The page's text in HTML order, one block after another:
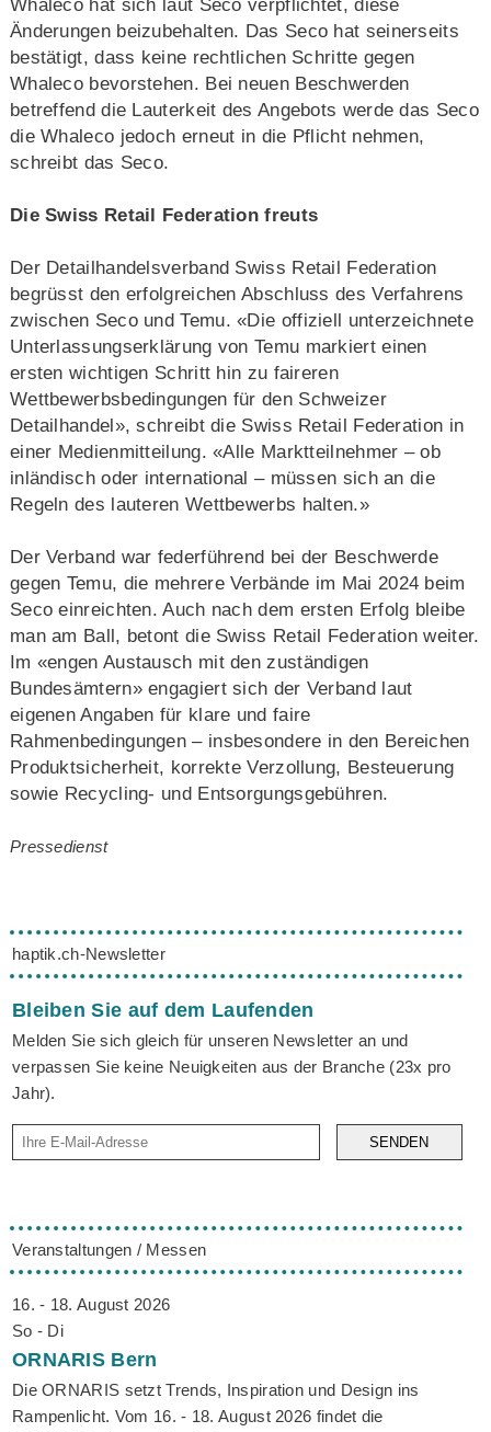
Whaleco hat sich laut Seco verpflichtet, diese
Änderungen beizubehalten. Das Seco hat seinerseits
bestätigt, dass keine rechtlichen Schritte gegen
Whaleco bevorstehen. Bei neuen Beschwerden
betreffend die Lauterkeit des Angebots werde das Seco
die Whaleco jedoch erneut in die Pflicht nehmen,
schreibt das Seco.
Die Swiss Retail Federation freuts
Der Detailhandelsverband Swiss Retail Federation
begrüsst den erfolgreichen Abschluss des Verfahrens
zwischen Seco und Temu. «Die offiziell unterzeichnete
Unterlassungserklärung von Temu markiert einen
ersten wichtigen Schritt hin zu faireren
Wettbewerbsbedingungen für den Schweizer
Detailhandel», schreibt die Swiss Retail Federation in
einer Medienmitteilung. «Alle Marktteilnehmer – ob
inländisch oder international – müssen sich an die
Regeln des lauteren Wettbewerbs halten.»
Der Verband war federführend bei der Beschwerde
gegen Temu, die mehrere Verbände im Mai 2024 beim
Seco einreichten. Auch nach dem ersten Erfolg bleibe
man am Ball, betont die Swiss Retail Federation weiter.
Im «engen Austausch mit den zuständigen
Bundesämtern» engagiert sich der Verband laut
eigenen Angaben für klare und faire
Rahmenbedingungen – insbesondere in den Bereichen
Produktsicherheit, korrekte Verzollung, Besteuerung
sowie Recycling- und Entsorgungsgebühren.
Pressedienst
haptik.ch-Newsletter
Bleiben Sie auf dem Laufenden
Melden Sie sich gleich für unseren Newsletter an und
verpassen Sie keine Neuigkeiten aus der Branche (23x pro
Jahr).
SENDEN
Veranstaltungen / Messen
16. - 18. August 2026
So - Di
ORNARIS Bern
Die ORNARIS setzt Trends, Inspiration und Design ins
Rampenlicht. Vom 16. - 18. August 2026 findet die